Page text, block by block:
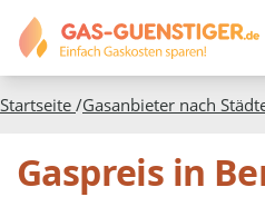
Startseite /Gasanbieter nach
Gaspreis in